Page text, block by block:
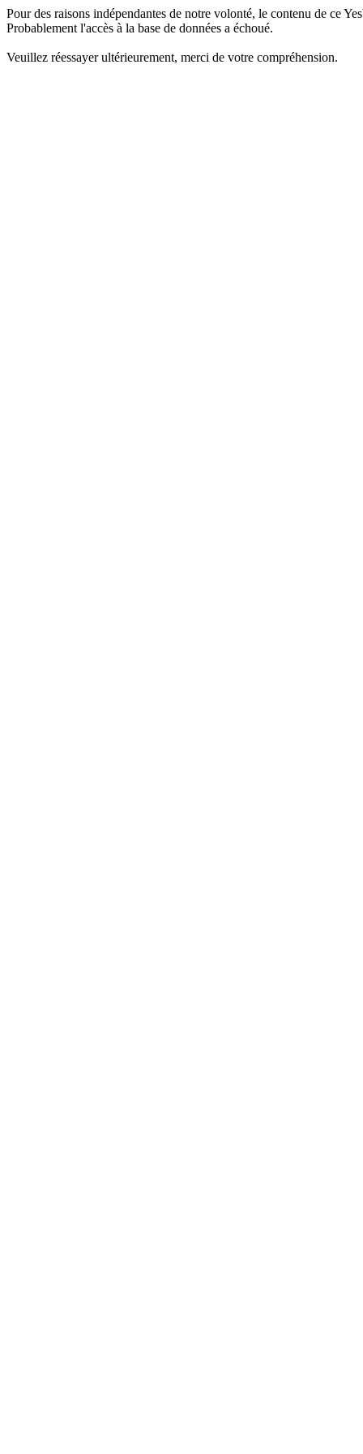
Pour des raisons indépendantes de notre volonté, le contenu de ce
Probablement l'accès à la base de données a échoué.
Veuillez réessayer ultérieurement, merci de votre compréhension.